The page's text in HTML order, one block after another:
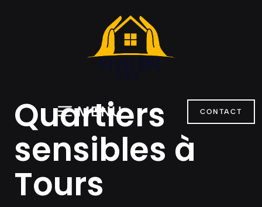
MENU CONTACT
Quartiers
sensibles à
Tours